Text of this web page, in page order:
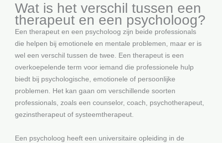
Wat is het verschil tussen een
therapeut en een psycholoog?
Een therapeut en een psycholoog zijn beide professionals
die helpen bij emotionele en mentale problemen, maar er is
wel een verschil tussen de twee. Een therapeut is een
overkoepelende term voor iemand die professionele hulp
biedt bij psychologische, emotionele of persoonlijke
problemen. Het kan gaan om verschillende soorten
professionals, zoals een counselor, coach, psychotherapeut,
gezinstherapeut of systeemtherapeut.
Een psycholoog heeft een universitaire opleiding in de